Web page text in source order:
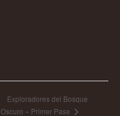
Exploradores del Bosque
Oscuro – Primer Pase